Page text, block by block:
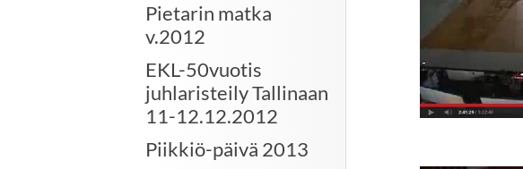
Pietarin matka
v.2012
EKL-50vuotis
juhlaristeily Tallinaan
11-12.12.2012
Piikkiö-päivä 2013